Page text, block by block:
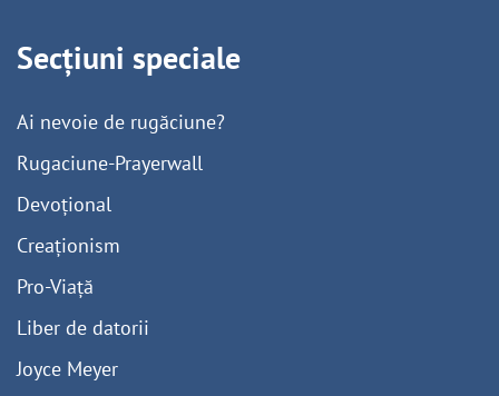
Secțiuni speciale
Ai nevoie de rugăciune?
Rugaciune-Prayerwall
Devoțional
Creaționism
Pro-Viață
Liber de datorii
Joyce Meyer